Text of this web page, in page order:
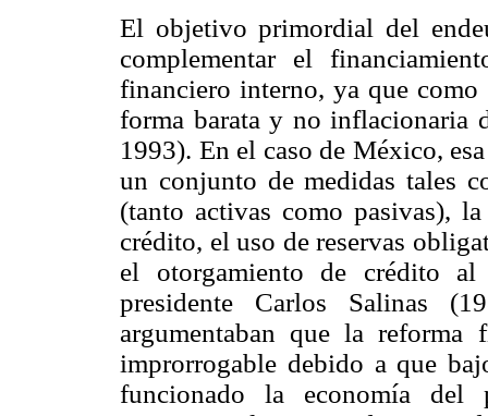
El objetivo primordial del
complementar el
financiero interno, ya que como
forma barata y no inflacionaria
1993). En el caso de México,
un conjunto de medidas tales
(tanto activas como pasivas),
crédito, el uso de reservas
el otorgamiento de crédito
presidente Carlos Salinas
argumentaban que la reforma
improrrogable debido a que
funcionado la economía del